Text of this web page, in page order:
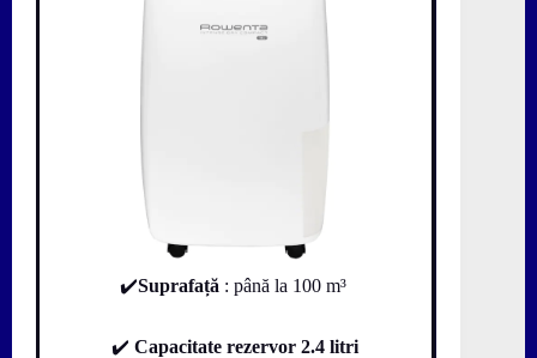
✔️Suprafață : până la 100 m³
✔️Capacitate rezervor 2.4 litri